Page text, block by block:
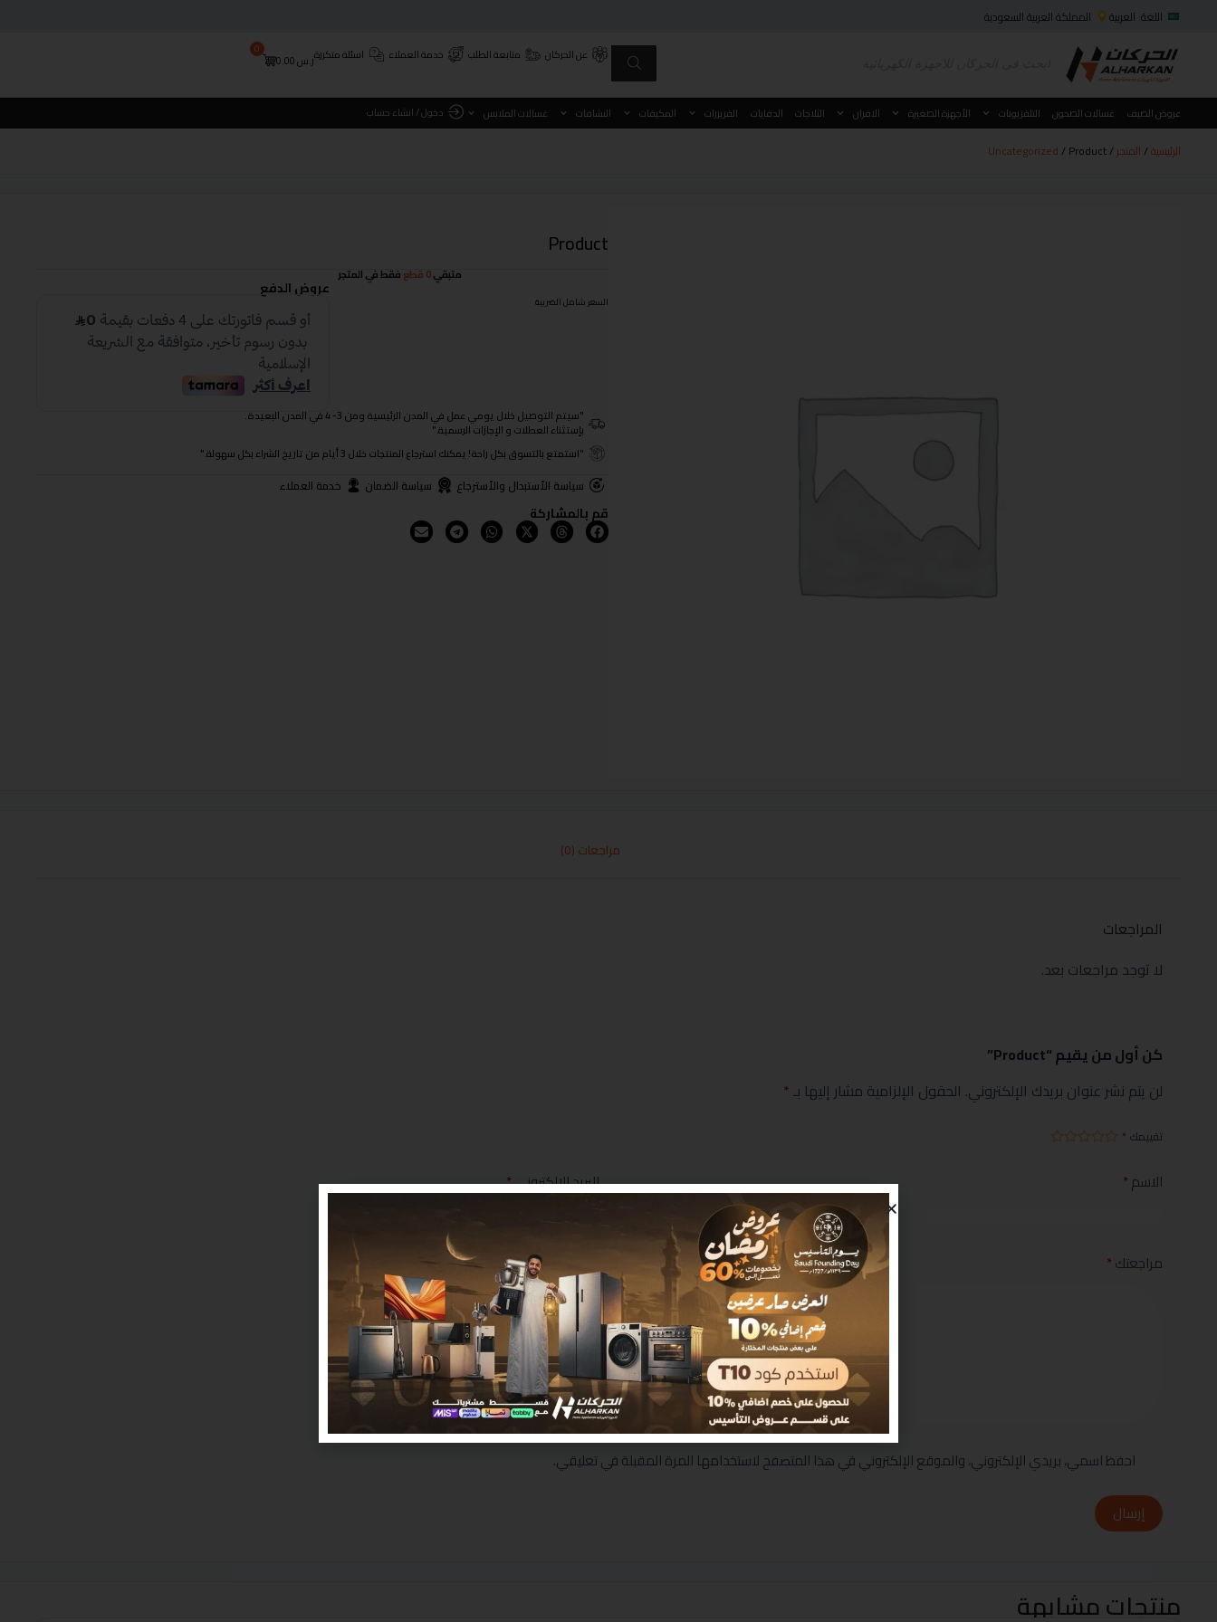
اللغة: العربية المملكة العربية السعودية
عن الحركان متابعة الطلب خدمة العملاء اسئلة متكررةر.س0.00
0
عروض الصيف غسالات الصحون التلفزيونات الأجهزة الصغيرة الافران الثلاجات الدفايات الفريزرات المكيفات النشافات غسالات الملابس دخول / انشاء حساب
الرئيسية/ المتجر /
Uncategorized / Product
Product
السعر شامل الضريبة
متبقي0 قطع فقط في المتجر
عروض الدفع
"سيتم التوصيل خلال يومي عمل في المدن الرئيسية ومن 3- 4 في المدن البعيدة.
بإستثناء العطلات و الإجازات الرسمية."
"استمتع بالتسوق بكل راحة! يمكنك استرجاع المنتجات خلال 3 أيام من تاريخ الشراء بكل سهولة."
سياسة الأستبدال والأسترجاع سياسة الضمان خدمة العملاء
قم بالمشاركة
مراجعات (0)
المراجعات
لا توجد مراجعات بعد.
كن أول من يقيم “Product”
لن يتم نشر عنوان بريدك الإلكتروني. الحقول الإلزامية مشار إليها بـ*
تقييمك *
الاسم* البريد الإلكتروني*
مراجعتك*
احفظ اسمي، بريدي الإلكتروني، والموقع الإلكتروني في هذا المتصفح لاستخدامها المرة المقبلة في تعليقي.
إرسال
منتجات مشابهة